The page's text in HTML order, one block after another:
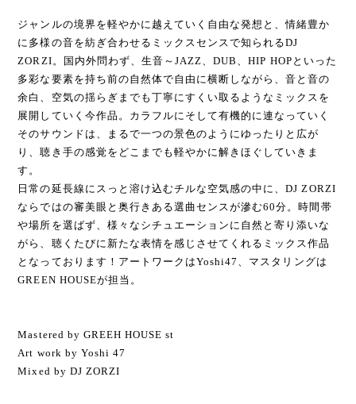
ジャンルの境界を軽やかに越えていく自由な発想と、情緒豊か
に多様の音を紡ぎ合わせるミックスセンスで知られるDJ
ZORZI。国内外問わず、生音～JAZZ、DUB、HIP HOPといった
多彩な要素を持ち前の自然体で自由に横断しながら、音と音の
余白、空気の揺らぎまでも丁寧にすくい取るようなミックスを
展開していく今作品。カラフルにそして有機的に連なっていく
そのサウンドは、まるで一つの景色のようにゆったりと広が
り、聴き手の感覚をどこまでも軽やかに解きほぐしていきま
す。
日常の延長線にスっと溶け込むチルな空気感の中に、DJ ZORZI
ならではの審美眼と奥行きある選曲センスが滲む60分。時間帯
や場所を選ばず、様々なシチュエーションに自然と寄り添いな
がら、聴くたびに新たな表情を感じさせてくれるミックス作品
となっております！アートワークはYoshi47、マスタリングは
GREEN HOUSEが担当。
Mastered by GREEH HOUSE st
Art work by Yoshi 47
Mixed by DJ ZORZI